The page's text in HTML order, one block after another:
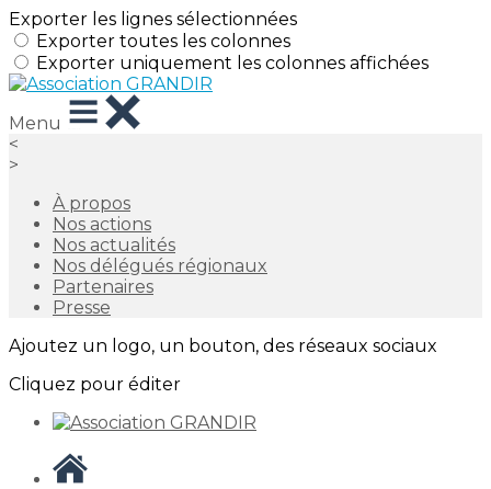
Exporter les lignes sélectionnées
Exporter toutes les colonnes
Exporter uniquement les colonnes affichées
Menu
<
>
À propos
Nos actions
Nos actualités
Nos délégués régionaux
Partenaires
Presse
Ajoutez un logo, un bouton, des réseaux sociaux
Cliquez pour éditer